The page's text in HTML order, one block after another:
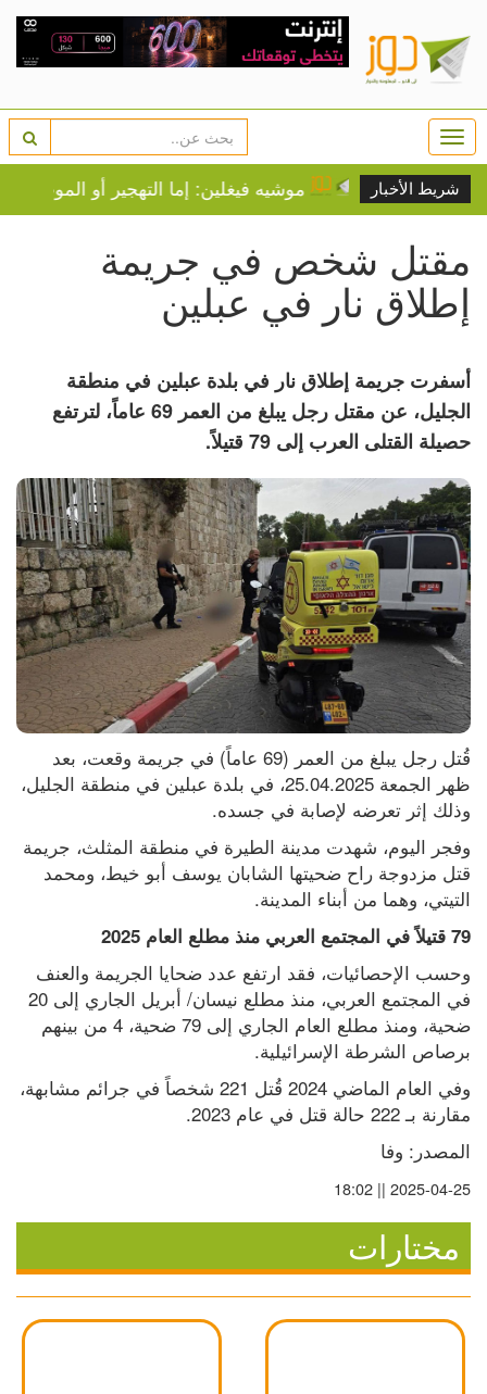
شريط الأخبار
عادية موشيه فيغلين: إما التهجير أو الموت عطشا
مقتل شخص في جريمة
إطلاق نار في عبلين
أسفرت جريمة إطلاق نار في بلدة عبلين في منطقة
الجليل، عن مقتل رجل يبلغ من العمر 69 عاماً، لترتفع
حصيلة القتلى العرب إلى 79 قتيلاً.
وذلك إثر تعرضه لإصابة في جسده.
التيتي، وهما من أبناء المدينة.
79 قتيلاً في المجتمع العربي منذ مطلع العام 2025
برصاص الشرطة الإسرائيلية.
مقارنة بـ 222 حالة قتل في عام 2023.
المصدر: وفا
2025-04-25 || 18:02
مختارات